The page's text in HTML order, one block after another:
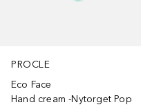
PROCLE
Eco Face
Hand cream -Nytorget Pop